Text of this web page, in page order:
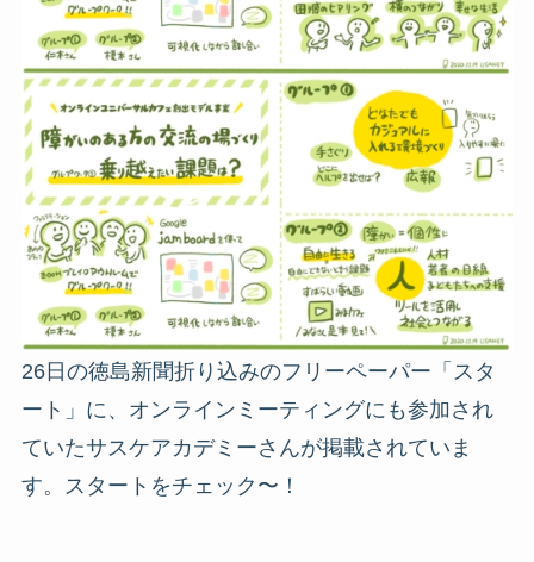
26日の徳島新聞折り込みのフリーペーパー「スタ
ート」に、オンラインミーティングにも参加され
ていたサスケアカデミーさんが掲載されていま
す。スタートをチェック〜！